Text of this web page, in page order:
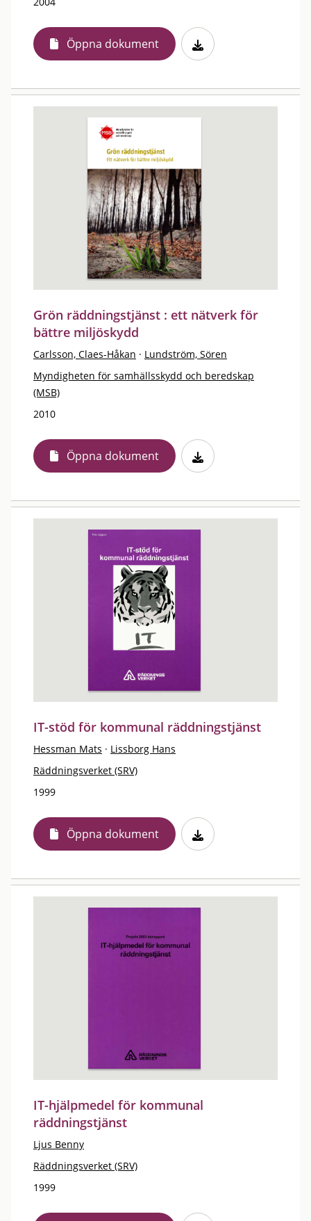
Öppna dokument
Grön räddningstjänst : ett nätverk för
bättre miljöskydd
Carlsson, Claes-Håkan · Lundström, Sören
Myndigheten för samhällsskydd och beredskap
(MSB)
2010
Öppna dokument
IT-stöd för kommunal räddningstjänst
Hessman Mats · Lissborg Hans
Räddningsverket (SRV)
1999
Öppna dokument
IT-hjälpmedel för kommunal
räddningstjänst
Ljus Benny
Räddningsverket (SRV)
1999